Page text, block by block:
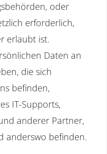
oder
erforderlich,
erlaubt ist.
Daten an
die sich
befinden,
IT-Supports,
anderer Partner,
anderswo befinden.